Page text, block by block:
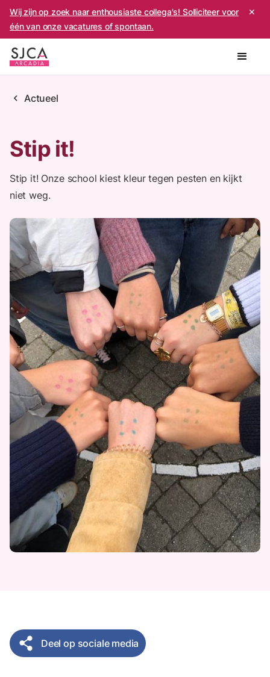
Wij zijn op zoek naar enthousiaste collega's! Solliciteer voor
één van onze vacatures of spontaan.
✕
chevron_left Actueel
Stip it!
Stip it! Onze school kiest kleur tegen pesten en kijkt
niet weg.
Deel op sociale media